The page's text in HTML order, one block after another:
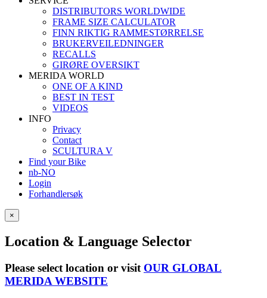
DISTRIBUTORS WORLDWIDE
FRAME SIZE CALCULATOR
FINN RIKTIG RAMMESTØRRELSE
BRUKERVEILEDNINGER
RECALLS
GIRØRE OVERSIKT
MERIDA WORLD
ONE OF A KIND
BEST IN TEST
VIDEOS
INFO
Privacy
Contact
SCULTURA V
Find your Bike
nb-NO
Login
Forhandlersøk
×
Location & Language Selector
Please select location or visit OUR GLOBAL
MERIDA WEBSITE